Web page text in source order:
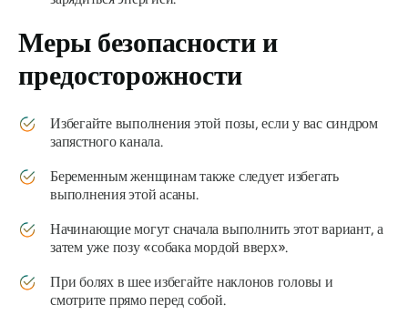
Меры безопасности и
предосторожности
Избегайте выполнения этой позы, если у вас синдром
запястного канала.
Беременным женщинам также следует избегать
выполнения этой асаны.
Начинающие могут сначала выполнить этот вариант, а
затем уже позу «собака мордой вверх».
При болях в шее избегайте наклонов головы и
смотрите прямо перед собой.